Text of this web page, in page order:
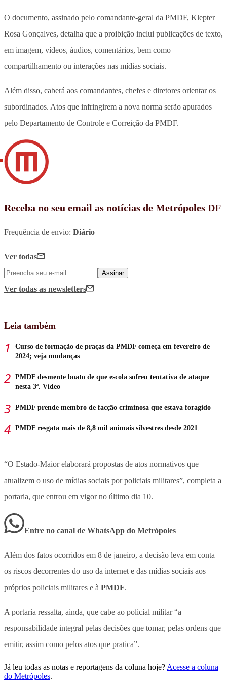
O documento, assinado pelo comandante-geral da PMDF, Klepter
Rosa Gonçalves, detalha que a proibição inclui publicações de texto,
em imagem, vídeos, áudios, comentários, bem como
compartilhamento ou interações nas mídias sociais.
Além disso, caberá aos comandantes, chefes e diretores orientar os
subordinados. Atos que infringirem a nova norma serão apurados
pelo Departamento de Controle e Correição da PMDF.
Receba no seu email as notícias de Metrópoles DF
Frequência de envio: Diário
Ver todas
Assinar
Ver todas as newsletters
Leia também
Curso de formação de praças da PMDF começa em fevereiro de
2024; veja mudanças
PMDF desmente boato de que escola sofreu tentativa de ataque
nesta 3ª. Vídeo
PMDF prende membro de facção criminosa que estava foragido
PMDF resgata mais de 8,8 mil animais silvestres desde 2021
“O Estado-Maior elaborará propostas de atos normativos que
atualizem o uso de mídias sociais por policiais militares”, completa a
portaria, que entrou em vigor no último dia 10.
Entre no canal de WhatsApp do Metrópoles
Além dos fatos ocorridos em 8 de janeiro, a decisão leva em conta
os riscos decorrentes do uso da internet e das mídias sociais aos
próprios policiais militares e à PMDF.
A portaria ressalta, ainda, que cabe ao policial militar “a
responsabilidade integral pelas decisões que tomar, pelas ordens que
emitir, assim como pelos atos que pratica”.
Já leu todas as notas e reportagens da coluna hoje? Acesse a coluna
do Metrópoles.